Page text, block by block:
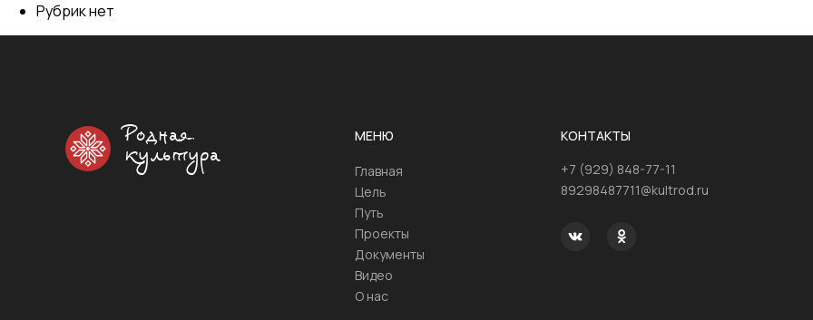
Рубрик нет
Родная
культура
МЕНЮ
Главная
Цель
Путь
Проекты
Документы
Видео
О нас
КОНТАКТЫ
+7 (929) 848-77-11
89298487711@kultrod.ru